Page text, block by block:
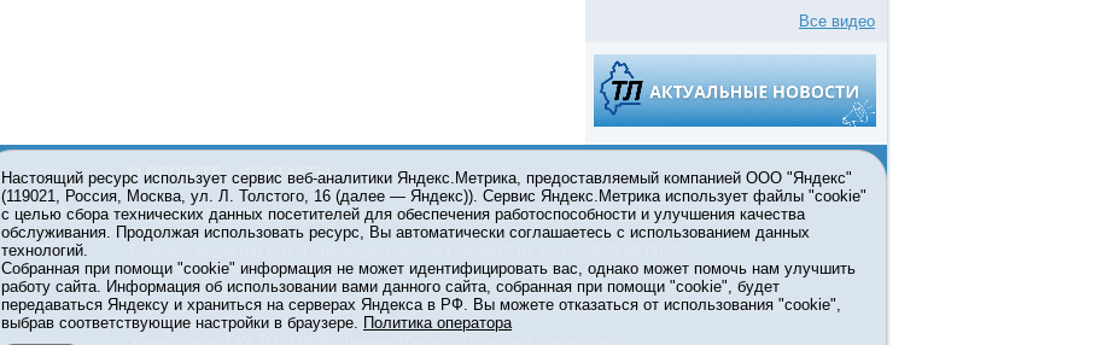
Все видео
О ПРОЕКТЕ КОНТАКТЫ
© 2001-2026 Сетевое издание Тюмень Медиа. При использовании материалов ссылка
обязательна.
Информационная лента выходит при финансовой поддержке правительства Тюменской
области. Свидетельство о регистрации СМИ ЭЛ №ФС 77-67413 от 13.10.2016 выдано
Федеральной службой по надзору в сфере связи, информационных технологий и массовых
коммуникаций (Роскомнадзор).
Настоящий ресурс использует сервис веб-аналитики Яндекс.Метрика, предоставляемый компанией ООО "Яндекс"
(119021, Россия, Москва, ул. Л. Толстого, 16 (далее — Яндекс)). Сервис Яндекс.Метрика использует файлы "cookie"
с целью сбора технических данных посетителей для обеспечения работоспособности и улучшения качества
обслуживания. Продолжая использовать ресурс, Вы автоматически соглашаетесь с использованием данных
технологий.
Собранная при помощи "cookie" информация не может идентифицировать вас, однако может помочь нам улучшить
работу сайта. Информация об использовании вами данного сайта, собранная при помощи "cookie", будет
передаваться Яндексу и храниться на серверах Яндекса в РФ. Вы можете отказаться от использования "cookie",
выбрав соответствующие настройки в браузере. Политика оператора